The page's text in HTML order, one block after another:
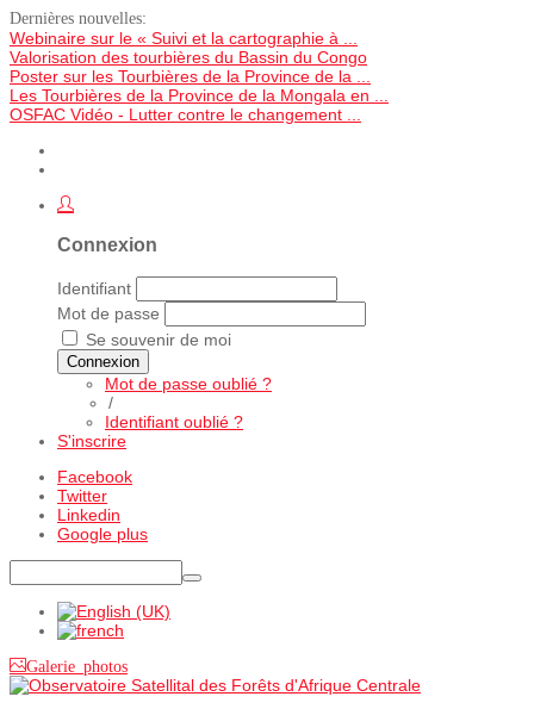
Dernières nouvelles:
Webinaire sur le « Suivi et la cartographie à ...
Valorisation des tourbières du Bassin du Congo
Poster sur les Tourbières de la Province de la ...
Les Tourbières de la Province de la Mongala en ...
OSFAC Vidéo - Lutter contre le changement ...
Connexion
Identifiant
Mot de passe
Se souvenir de moi
Connexion
Mot de passe oublié ?
/
Identifiant oublié ?
S'inscrire
Facebook
Twitter
Linkedin
Google plus
Galerie photos